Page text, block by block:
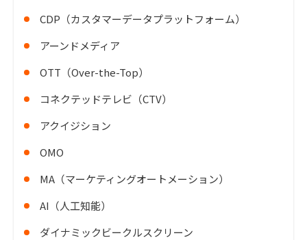
CDP（カスタマーデータプラットフォーム）
アーンドメディア
OTT（Over-the-Top）
コネクテッドテレビ（CTV）
アクイジション
OMO
MA（マーケティングオートメーション）
AI（人工知能）
ダイナミックビークルスクリーン